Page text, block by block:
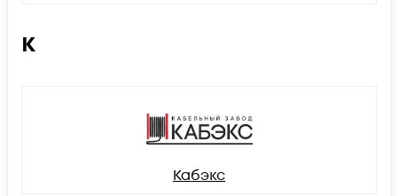
К
Кабэкс